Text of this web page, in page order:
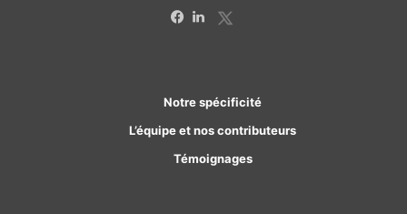
Notre spécificité
L’équipe et nos contributeurs
Témoignages